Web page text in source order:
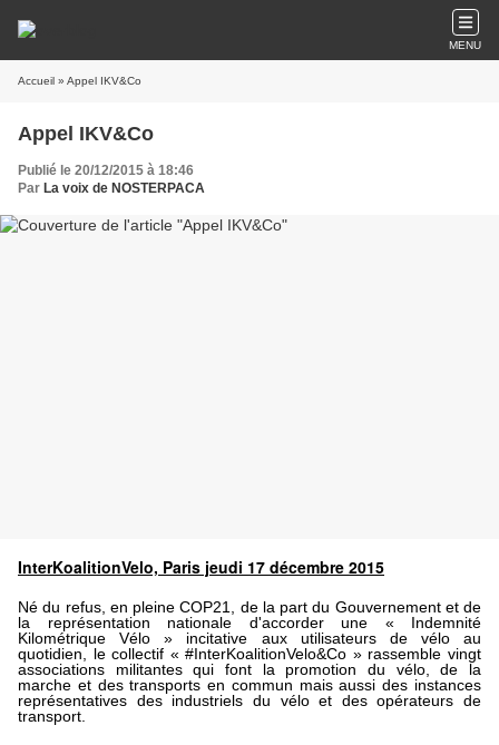
MENU
Accueil » Appel IKV&Co
Appel IKV&Co
Publié le 20/12/2015 à 18:46
Par La voix de NOSTERPACA
InterKoalitionVelo, Paris jeudi 17 décembre 2015
Né du refus, en pleine COP21, de la part du Gouvernement et de
la représentation nationale d'accorder une « Indemnité
Kilométrique Vélo » incitative aux utilisateurs de vélo au
quotidien, le collectif « #InterKoalitionVelo&Co » rassemble vingt
associations militantes qui font la promotion du vélo, de la
marche et des transports en commun mais aussi des instances
représentatives des industriels du vélo et des opérateurs de
transport.